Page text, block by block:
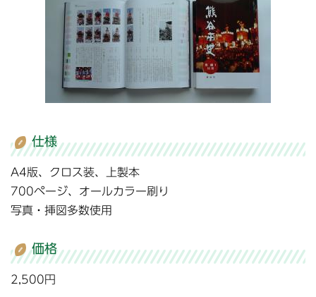
仕様
A4版、クロス装、上製本
700ページ、オールカラー刷り
写真・挿図多数使用
価格
2,500円